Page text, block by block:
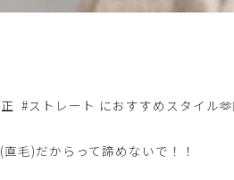
#ストレート におすすめスタイル
毛)だからって諦めないで！！